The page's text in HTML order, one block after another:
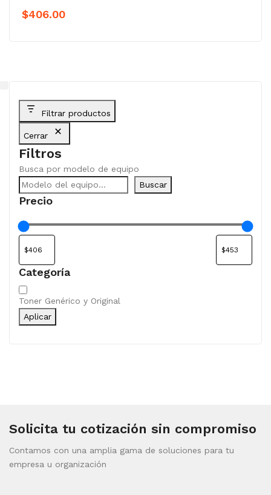
$406.00
Filtrar productos
Cerrar
Filtros
Busca por modelo de equipo
Buscar
Precio
Categoría
Categoría
Toner Genérico y Original
Aplicar
Solicita tu cotización sin compromiso
Contamos con una amplia gama de soluciones para tu
empresa u organización